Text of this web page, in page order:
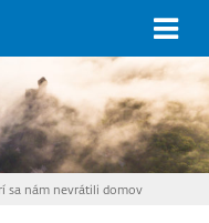
sa nám nevrátili domov